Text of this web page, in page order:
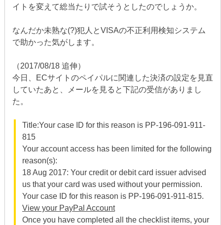
イトを変えて総当たりで試そうとしたのでしょうか。
なんだか未熟な(?)犯人とVISAの不正利用検知システム
で助かった気がします。
（2017/08/18 追伸）
今日、ECサイトのペイパルに関連した決済の設定を見直
していたあと、メールを見ると下記の受信がありまし
た。
Title:Your case ID for this reason is PP-196-091-911-
815
Your account access has been limited for the following
reason(s):
18 Aug 2017: Your credit or debit card issuer advised
us that your card was used without your permission.
Your case ID for this reason is PP-196-091-911-815.
View your PayPal Account
Once you have completed all the checklist items, your